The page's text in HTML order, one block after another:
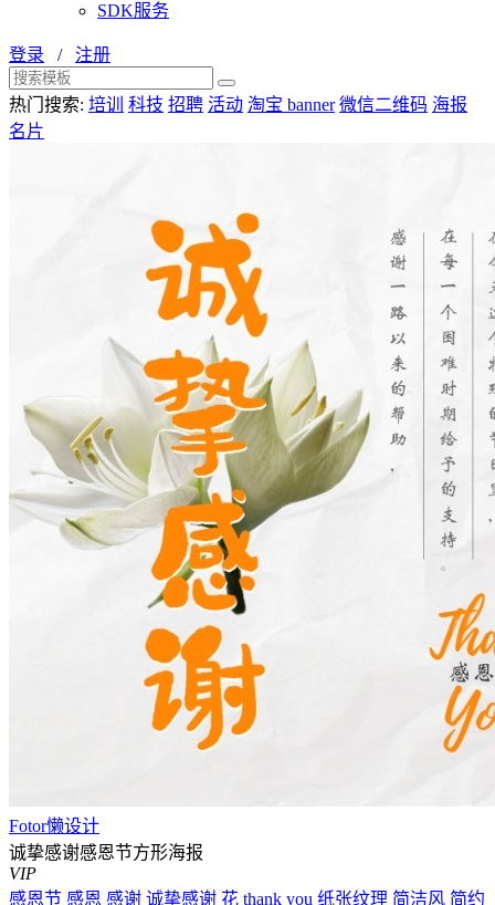
SDK服务
登录 / 注册
热门搜索: 培训 科技 招聘 活动 淘宝 banner 微信二维码 海报
名片
Fotor懒设计
诚挚感谢感恩节方形海报
VIP
感恩节 感恩 感谢 诚挚感谢 花 thank you 纸张纹理 简洁风 简约